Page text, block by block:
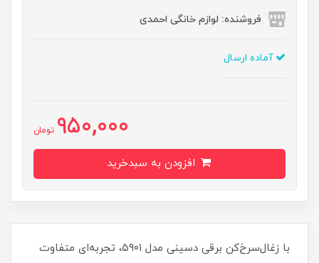
فروشنده: لوازم خانگی احمدی
آماده ارسال
950,000 تومان
با زغال‌سرخ‌کن برقی دسینی مدل ۵۹۰۱، تجربه‌ای متفاوت